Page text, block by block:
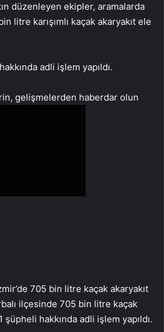
düzenleyen ekipler, aramalarda
litre karışımlı kaçak akaryakıt ele
adli işlem yapıldı.
gelişmelerden haberdar olun
705 bin litre kaçak akaryakıt
ilçesinde 705 bin litre kaçak
hakkında adli işlem yapıldı.